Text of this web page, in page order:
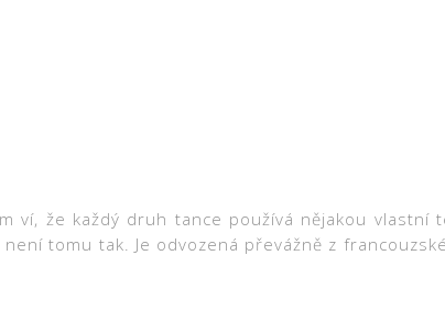
ví, že každý druh tance používá nějakou vlastní
tomu tak. Je odvozená převážně z